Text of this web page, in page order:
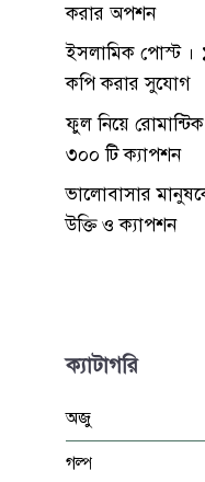
করার অপশন
ইসলামিক পোস্ট ।
কপি করার সুযোগ
ফুল নিয়ে
৩০০ টি ক্যাপশন
ভালোবাসার
উক্তি ও ক্যাপশন
ক্যাটাগরি
অজু
গল্প